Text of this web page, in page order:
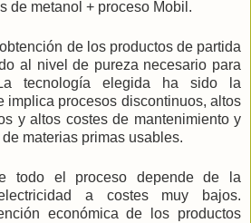
de metanol + proceso Mobil.
de los productos de partida
al nivel de pureza necesario para
tecnología elegida ha sido la
implica procesos discontinuos, altos
y altos costes de mantenimiento y
de materias primas usables.
todo el proceso depende de la
a costes muy bajos.
económica de los productos